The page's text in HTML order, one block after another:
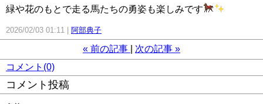
緑や花のもとで走る馬たちの勇姿も楽しみです
2026/02/03 01:11 阿部典子
« 前の記事 次の記事 »
コメント(0)
コメント投稿